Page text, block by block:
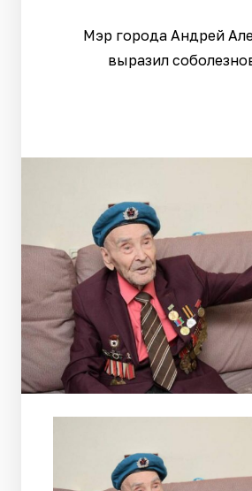
Мэр города Андрей
выразил